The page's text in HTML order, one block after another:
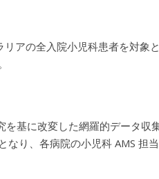
アの全入院小児科患者を対象
基に改変した網羅的データ収
り、各病院の小児科 AMS 担当